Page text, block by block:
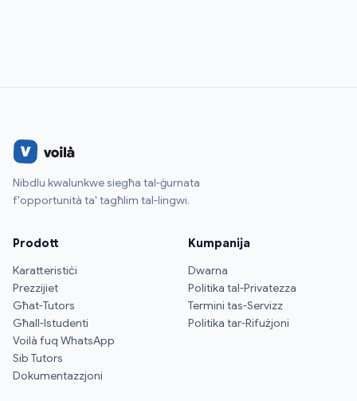
Nibdlu kwalunkwe siegħa tal-ġurnata
f'opportunità ta' tagħlim tal-lingwi.
Prodott
Karatteristiċi
Prezzijiet
Għat-Tutors
Għall-Istudenti
Voilà fuq WhatsApp
Sib Tutors
Dokumentazzjoni
Kumpanija
Dwarna
Politika tal-Privatezza
Termini tas-Servizz
Politika tar-Rifużjoni